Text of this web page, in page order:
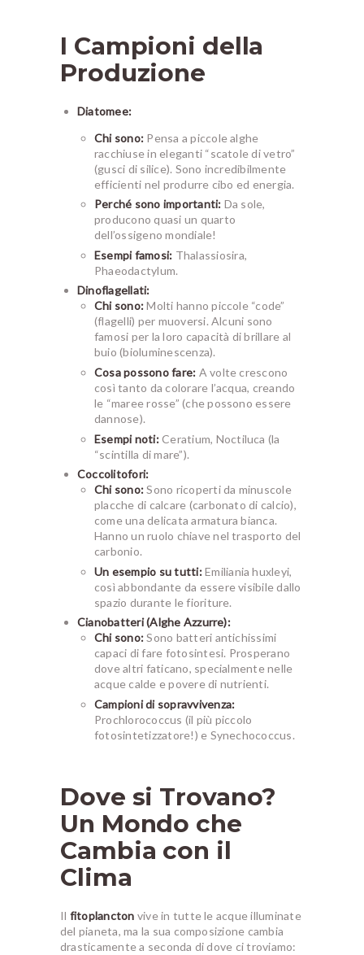
I Campioni della
Produzione
Diatomee:
Chi sono: Pensa a piccole alghe
racchiuse in eleganti “scatole di vetro”
(gusci di silice). Sono incredibilmente
efficienti nel produrre cibo ed energia.
Perché sono importanti: Da sole,
producono quasi un quarto
dell’ossigeno mondiale!
Esempi famosi: Thalassiosira,
Phaeodactylum.
Dinoflagellati:
Chi sono:Molti hanno piccole “code”
(flagelli) per muoversi. Alcuni sono
famosi per la loro capacità di brillare al
buio (bioluminescenza).
Cosa possono fare: A volte crescono
così tanto da colorare l’acqua, creando
le “maree rosse” (che possono essere
dannose).
Esempi noti:Ceratium, Noctiluca (la
“scintilla di mare”).
Coccolitofori:
Chi sono:Sono ricoperti da minuscole
placche di calcare (carbonato di calcio),
come una delicata armatura bianca.
Hanno un ruolo chiave nel trasporto del
carbonio.
Un esempio su tutti:Emiliania huxleyi,
così abbondante da essere visibile dallo
spazio durante le fioriture.
Cianobatteri (Alghe Azzurre):
Chi sono:Sono batteri antichissimi
capaci di fare fotosintesi. Prosperano
dove altri faticano, specialmente nelle
acque calde e povere di nutrienti.
Campioni di sopravvivenza:
Prochlorococcus (il più piccolo
fotosintetizzatore!) e Synechococcus.
Dove si Trovano?
Un Mondo che
Cambia con il
Clima
Il fitoplancton vive in tutte le acque illuminate
del pianeta, ma la sua composizione cambia
drasticamente a seconda di dove ci troviamo: